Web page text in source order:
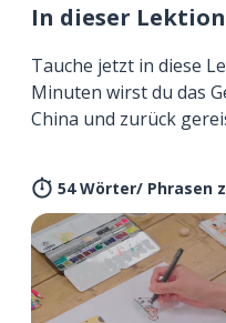
In dieser
Tauche jetzt in diese
Minuten wirst du das
China und zurück
54 Wörter/ Phrasen